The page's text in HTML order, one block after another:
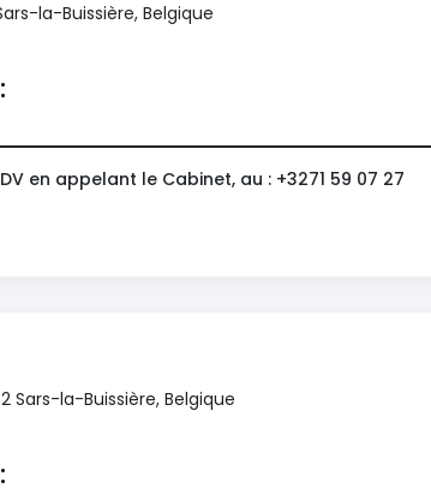
la-Buissière, Belgique
en appelant le Cabinet, au : +3271 59 07 27
Sars-la-Buissière, Belgique